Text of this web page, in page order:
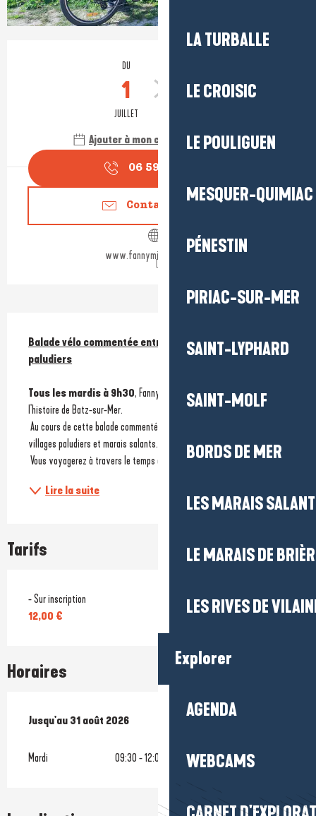
LA TURBALLE
LE CROISIC
LE POULIGUEN
MESQUER-QUIMIAC
PÉNESTIN
PIRIAC-SUR-MER
SAINT-LYPHARD
SAINT-MOLF
BORDS DE MER
LES MARAIS
LE MARAIS DE
LES RIVES DE
Explorer
AGENDA
WEBCAMS
Ouverture et coordonnées
DU
1
JUILLET
31
Ajouter à mon calendrier Google
06 59 32 67
Contactez-nous
www.fannyminutepapillon.fr
Description
Balade vélo commentée entre marais salants et villages
paludiers
Tous les mardis à 9h30, Fanny vous emmène pour découvrir
l'histoire de Batz-sur-Mer.
villages paludiers et marais salants.
Vous voyagerez à travers le temps au fil de...
Lire la suite
Tarifs
- Sur inscription
12,00 €
Horaires
Du1 juillet 2026 au31 août 2026
Jusqu'au 31 août 2026
Mardi 09:30 - 12:00